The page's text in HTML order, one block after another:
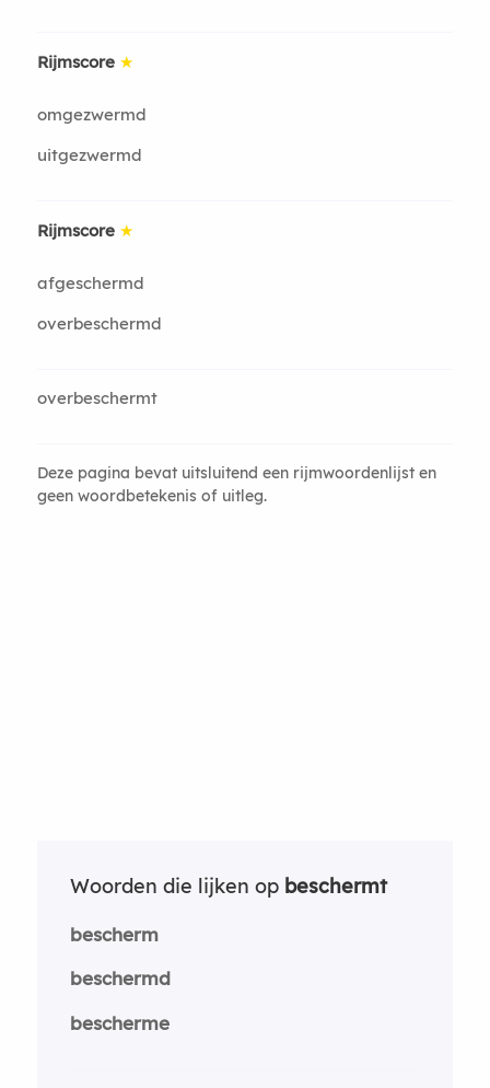
Rijmscore ★
omgezwermd
uitgezwermd
Rijmscore ★
afgeschermd
overbeschermd
overbeschermt
Deze pagina bevat uitsluitend een rijmwoordenlijst en
geen woordbetekenis of uitleg.
Woorden die lijken op beschermt
bescherm
beschermd
bescherme